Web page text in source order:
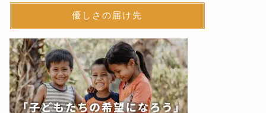
優しさの届け先